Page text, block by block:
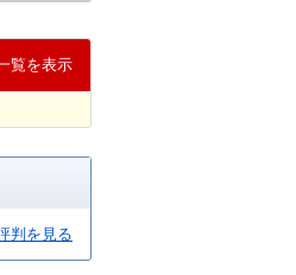
覧を表示
判を見る